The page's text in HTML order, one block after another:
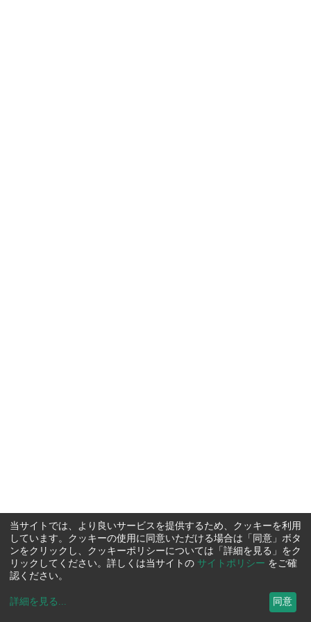
当サイトでは、より良いサービスを提供するため、クッキーを利用
しています。クッキーの使用に同意いただける場合は「同意」ボタ
ンをクリックし、クッキーポリシーについては「詳細を見る」をク
リックしてください。詳しくは当サイトの サイトポリシー をご確
認ください。
詳細を見る ... 同意